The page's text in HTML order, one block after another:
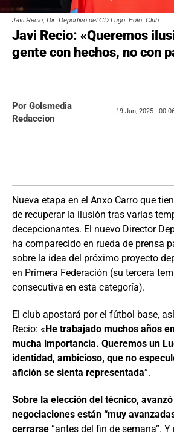
Javi Recio, Dir. Deportivo del CD Lugo. Foto: Club.
Javi Recio: «Queremos
gente con hechos, no con
Nueva etapa en el Anxo Carro que
de recuperar la ilusión tras varias
decepcionantes. El nuevo Director
ha comparecido en rueda de prensa
sobre la idea del próximo proyecto
en Primera Federación (su tercera
consecutiva en esta categoría).
El club apostará por el fútbol base,
Recio: «He trabajado muchos años
mucha importancia. Queremos un
identidad, ambicioso, que no
afición se sienta representada”.
Sobre la elección del técnico,
negociaciones están “muy
cerrarse “antes del fin de semana”.
Por Golsmedia
Redaccion
19 Jun, 2025 -